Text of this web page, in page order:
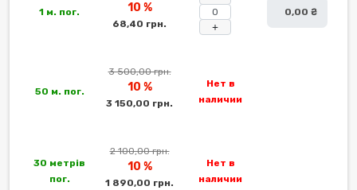
1 м. пог. 10 %
68,40 грн. +
0,00 ₴
50 м. пог.
3 500,00 грн.
10 %
3 150,00 грн.
Нет в
наличии
30 метрів
пог.
2 100,00 грн.
10 %
1 890,00 грн.
Нет в
наличии